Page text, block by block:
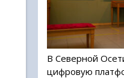
В Северной
цифровую